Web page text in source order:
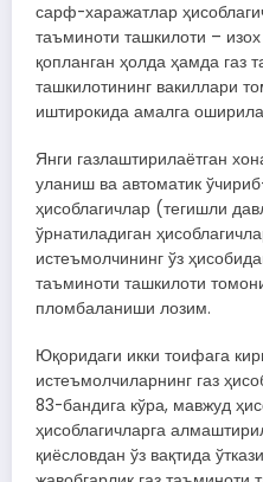
сарф-харажатлар
таъминоти ташкилоти –
қопланган ҳолда ҳамда газ
ташкилотининг вакиллари
иштирокида амалга
Янги газлаштирилаётган
уланиш ва автоматик
ҳисоблагичлар (тегишли
ўрнатиладиган
истеъмолчининг ўз
таъминоти ташкилоти
пломбаланиши лозим.
Юқоридаги икки тоифага
истеъмолчиларнинг газ
83-бандига кўра, мавжуд
ҳисоблагичларга
қиёсловдан ўз вақтида